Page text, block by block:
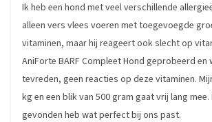
Ik heb een hond met veel verschillende
alleen vers vlees voeren met toegevoegde
vitaminen, maar hij reageert ook slecht op
AniForte BARF Compleet Hond geprobeerd en
tevreden, geen reacties op deze vitaminen.
kg en een blik van 500 gram gaat vrij lang
gevonden heb wat perfect bij ons past.